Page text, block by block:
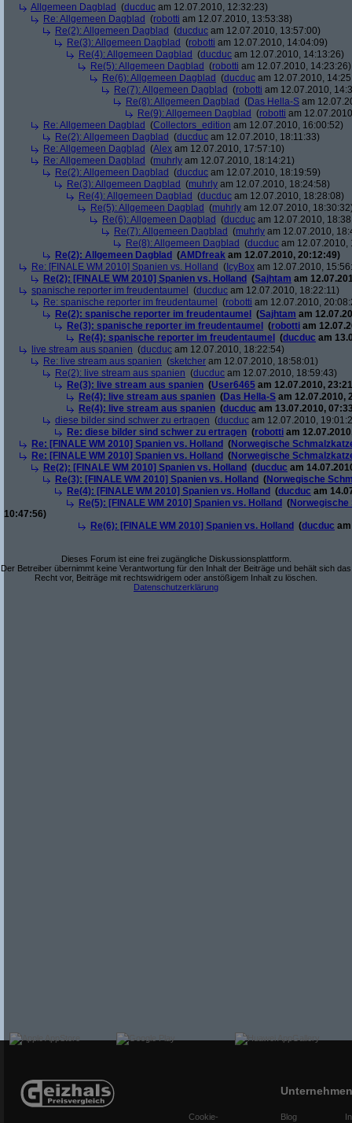
Allgemeen Dagblad (ducduc am 12.07.2010, 12:32:23)
Re: Allgemeen Dagblad (robotti am 12.07.2010, 13:53:38)
Re(2): Allgemeen Dagblad (ducduc am 12.07.2010, 13:57:00)
Re(3): Allgemeen Dagblad (robotti am 12.07.2010, 14:04:09)
Re(4): Allgemeen Dagblad (ducduc am 12.07.2010, 14:13:26)
Re(5): Allgemeen Dagblad (robotti am 12.07.2010, 14:23:26)
Re(6): Allgemeen Dagblad (ducduc am 12.07.2010,
Re(7): Allgemeen Dagblad (robotti am 12.07.2010,
Re(8): Allgemeen Dagblad (Das Hella-S am
Re(9): Allgemeen Dagblad (robotti am
Re: Allgemeen Dagblad (Collectors_edition am 12.07.2010, 16:00:52)
Re(2): Allgemeen Dagblad (ducduc am 12.07.2010, 18:11:33)
Re: Allgemeen Dagblad (Alex am 12.07.2010, 17:57:10)
Re: Allgemeen Dagblad (muhrly am 12.07.2010, 18:14:21)
Re(2): Allgemeen Dagblad (ducduc am 12.07.2010, 18:19:59)
Re(3): Allgemeen Dagblad (muhrly am 12.07.2010, 18:24:58)
Re(4): Allgemeen Dagblad (ducduc am 12.07.2010, 18:28:08)
Re(5): Allgemeen Dagblad (muhrly am 12.07.2010,
Re(6): Allgemeen Dagblad (ducduc am 12.07.2010,
Re(7): Allgemeen Dagblad (muhrly am 12.07.2010,
Re(8): Allgemeen Dagblad (ducduc am 12.07.2010,
Re(2): Allgemeen Dagblad (AMDfreak am 12.07.2010, 20:12:49)
Re: [FINALE WM 2010] Spanien vs. Holland ( IcyBox am 12.07.2010,
Re(2): [FINALE WM 2010] Spanien vs. Holland (Sajhtam am
spanische reporter im freudentaumel
(ducduc am 12.07.2010, 18:22:11)
Re: spanische reporter im freudentaumel
(robotti am 12.07.2010,
Re(2): spanische reporter im freudentaumel
(Sajhtam am
Re(3): spanische reporter im freudentaumel
(robotti am
Re(4): spanische reporter im freudentaumel
(ducduc am
live stream aus spanien (ducduc am 12.07.2010, 18:22:54)
Re: live stream aus spanien (sketcher am 12.07.2010, 18:58:01)
Re(2): live stream aus spanien (ducduc am 12.07.2010, 18:59:43)
Re(3): live stream aus spanien (User6465 am 12.07.2010,
Re(4): live stream aus spanien (Das Hella-S am 12.07.2010,
Re(4): live stream aus spanien (ducduc am 13.07.2010,
diese bilder sind schwer zu ertragen (ducduc am 12.07.2010,
Re: diese bilder sind schwer zu ertragen (robotti am
Re: [FINALE WM 2010] Spanien vs. Holland (Norwegische
Re: [FINALE WM 2010] Spanien vs. Holland (Norwegische
Re(2): [FINALE WM 2010] Spanien vs. Holland (ducduc am
Re(3): [FINALE WM 2010] Spanien vs. Holland (Norwegische
Re(4): [FINALE WM 2010] Spanien vs. Holland (ducduc am
Re(5): [FINALE WM 2010] Spanien vs. Holland (
10:47:56)
Re(6): [FINALE WM 2010] Spanien vs. Holland (ducduc
Dieses Forum ist eine frei zugängliche Diskussionsplattform.
Der Betreiber übernimmt keine Verantwortung für den Inhalt der Beiträge und behält sich das
Recht vor, Beiträge mit rechtswidrigem oder anstößigem Inhalt zu löschen.
Datenschutzerklärung
Cookie-
Unternehmen
Blog